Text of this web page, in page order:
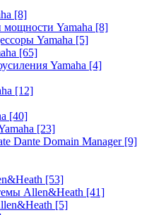
[8]
мощности Yamaha [8]
Yamaha [5]
[65]
Yamaha [4]
[12]
[40]
[23]
Dante Domain Manager [9]
[53]
Allen&Heath [41]
[5]